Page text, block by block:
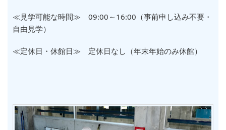
≪見学可能な時間≫ 09:00～16:00（事前申し込み不要・
自由見学）
≪定休日・休館日≫ 定休日なし（年末年始のみ休館）